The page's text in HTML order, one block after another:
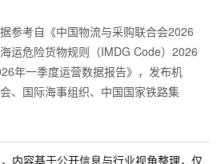
参考自《中国物流与采购联合会2026
运危险货物规则（IMDG Code）2026
年一季度运营数据报告》，发布机
、国际海事组织、中国国家铁路集
内容基于公开信息与行业视角整理，仅